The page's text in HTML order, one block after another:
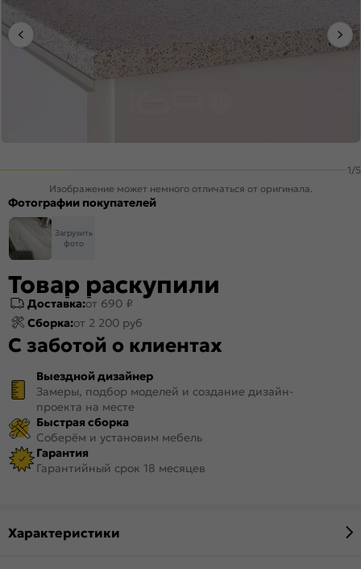
1/5
Изображение может немного отличаться от оригинала.
Фотографии покупателей
Загрузить
фото
Товар раскупили
Доставка:от 690 ₽
Сборка:от 2 200 руб
С заботой о клиентах
Выездной дизайнер
Замеры, подбор моделей и создание дизайн-
проекта на месте
Быстрая сборка
Соберём и установим мебель
Гарантия
Гарантийный срок 18 месяцев
Характеристики